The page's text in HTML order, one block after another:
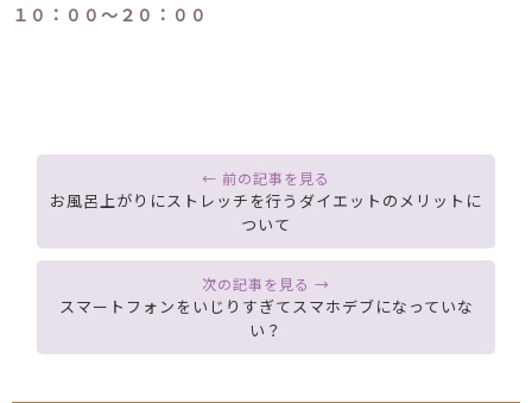
１０：００～２０：００
お風呂上がりにストレッチを行うダイエットのメリットに
ついて
スマートフォンをいじりすぎてスマホデブになっていな
い？